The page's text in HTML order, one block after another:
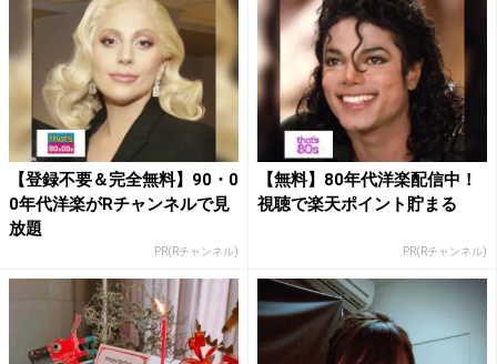
【登録不要＆完全無料】90・0
0年代洋楽がRチャンネルで見
放題
PR(Rチャンネル)
【無料】80年代洋楽配信中！
視聴で楽天ポイント貯まる
PR(Rチャンネル)